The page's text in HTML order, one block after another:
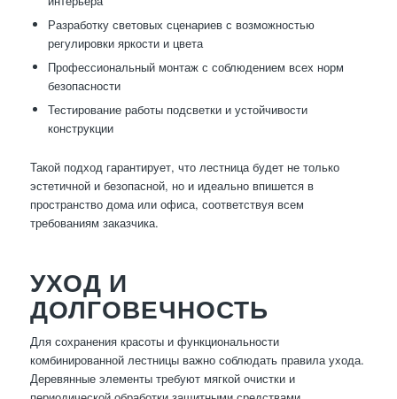
Разработку световых сценариев с возможностью
регулировки яркости и цвета
Профессиональный монтаж с соблюдением всех норм
безопасности
Тестирование работы подсветки и устойчивости
конструкции
Такой подход гарантирует, что лестница будет не только
эстетичной и безопасной, но и идеально впишется в
пространство дома или офиса, соответствуя всем
требованиям заказчика.
УХОД И
ДОЛГОВЕЧНОСТЬ
Для сохранения красоты и функциональности
комбинированной лестницы важно соблюдать правила ухода.
Деревянные элементы требуют мягкой очистки и